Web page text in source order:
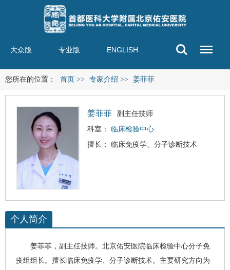
大众版 专业版 ENGLISH
您所在的位置： 首页 >> 专家介绍 >> 姜菲菲
姜菲菲
副主任技师
科室： 临床检验中心
擅长： 临床免疫学、分子诊断技术
个人简介
姜菲菲 ，副主任技师。北京佑安医院临床检验中心分子免
疫组组长。擅长临床免疫学、分子诊断技术。主要研究方向为